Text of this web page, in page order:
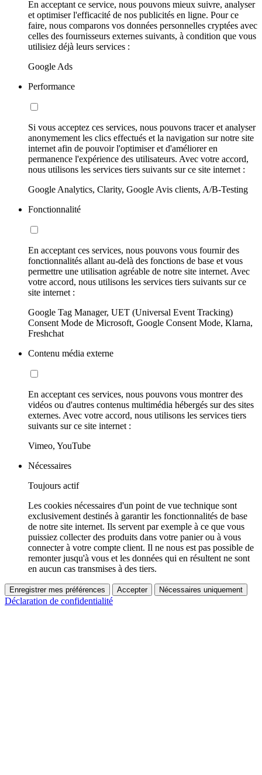
En acceptant ce service, nous pouvons mieux suivre, analyser
et optimiser l'efficacité de nos publicités en ligne. Pour ce
faire, nous comparons vos données personnelles cryptées avec
celles des fournisseurs externes suivants, à condition que vous
utilisiez déjà leurs services :
Google Ads
Performance
Si vous acceptez ces services, nous pouvons tracer et analyser
anonymement les clics effectués et la navigation sur notre site
internet afin de pouvoir l'optimiser et d'améliorer en
permanence l'expérience des utilisateurs. Avec votre accord,
nous utilisons les services tiers suivants sur ce site internet :
Google Analytics, Clarity, Google Avis clients, A/B-Testing
Fonctionnalité
En acceptant ces services, nous pouvons vous fournir des
fonctionnalités allant au-delà des fonctions de base et vous
permettre une utilisation agréable de notre site internet. Avec
votre accord, nous utilisons les services tiers suivants sur ce
site internet :
Google Tag Manager, UET (Universal Event Tracking)
Consent Mode de Microsoft, Google Consent Mode, Klarna,
Freshchat
Contenu média externe
En acceptant ces services, nous pouvons vous montrer des
vidéos ou d'autres contenus multimédia hébergés sur des sites
externes. Avec votre accord, nous utilisons les services tiers
suivants sur ce site internet :
Vimeo, YouTube
Nécessaires
Toujours actif
Les cookies nécessaires d'un point de vue technique sont
exclusivement destinés à garantir les fonctionnalités de base
de notre site internet. Ils servent par exemple à ce que vous
puissiez collecter des produits dans votre panier ou à vous
connecter à votre compte client. Il ne nous est pas possible de
remonter jusqu'à vous et les données qui en résultent ne sont
en aucun cas transmises à des tiers.
Enregistrer mes préférences Accepter Nécessaires uniquement
Déclaration de confidentialité